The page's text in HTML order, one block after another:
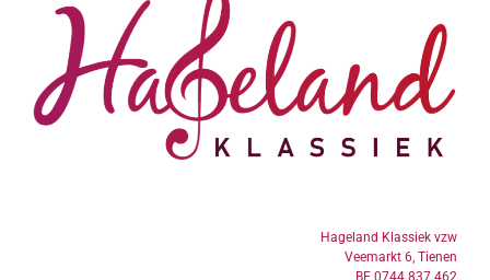
Hageland Klassiek vzw
Veemarkt 6, Tienen
BE 0744.837.462